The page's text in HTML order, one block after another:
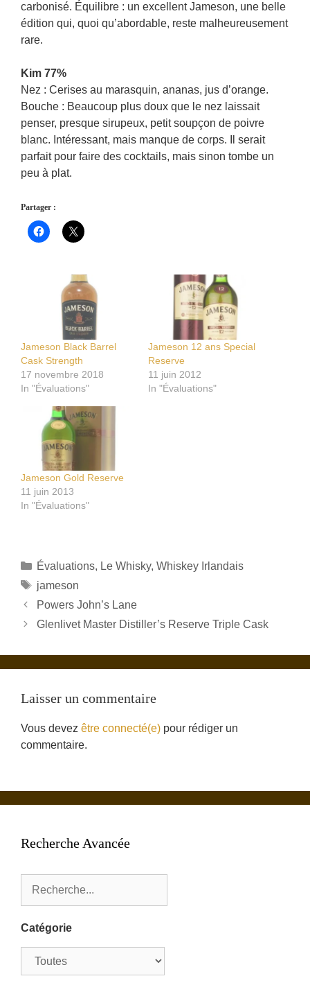
carbonisé. Équilibre : un excellent Jameson, une belle
édition qui, quoi qu’abordable, reste malheureusement
rare.
Kim 77%
Nez : Cerises au marasquin, ananas, jus d’orange.
Bouche : Beaucoup plus doux que le nez laissait
penser, presque sirupeux, petit soupçon de poivre
blanc. Intéressant, mais manque de corps. Il serait
parfait pour faire des cocktails, mais sinon tombe un
peu à plat.
Partager :
Jameson Black Barrel
Cask Strength
17 novembre 2018
In "Évaluations"
Jameson 12 ans Special
Reserve
11 juin 2012
In "Évaluations"
Jameson Gold Reserve
11 juin 2013
In "Évaluations"
Catégories
Évaluations, Le Whisky, Whiskey Irlandais
Étiquettes
jameson
Powers John’s Lane
Glenlivet Master Distiller’s Reserve Triple Cask
Laisser un commentaire
Vous devez être connecté(e) pour rédiger un
commentaire.
Recherche Avancée
Catégorie